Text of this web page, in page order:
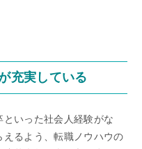
充実している
いった社会人経験がな
るよう、転職ノウハウの